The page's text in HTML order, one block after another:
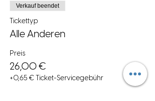
Verkauf beendet
Tickettyp
Alle Anderen
Preis
26,00 €
+0,65 € Ticket-Servicegebühr